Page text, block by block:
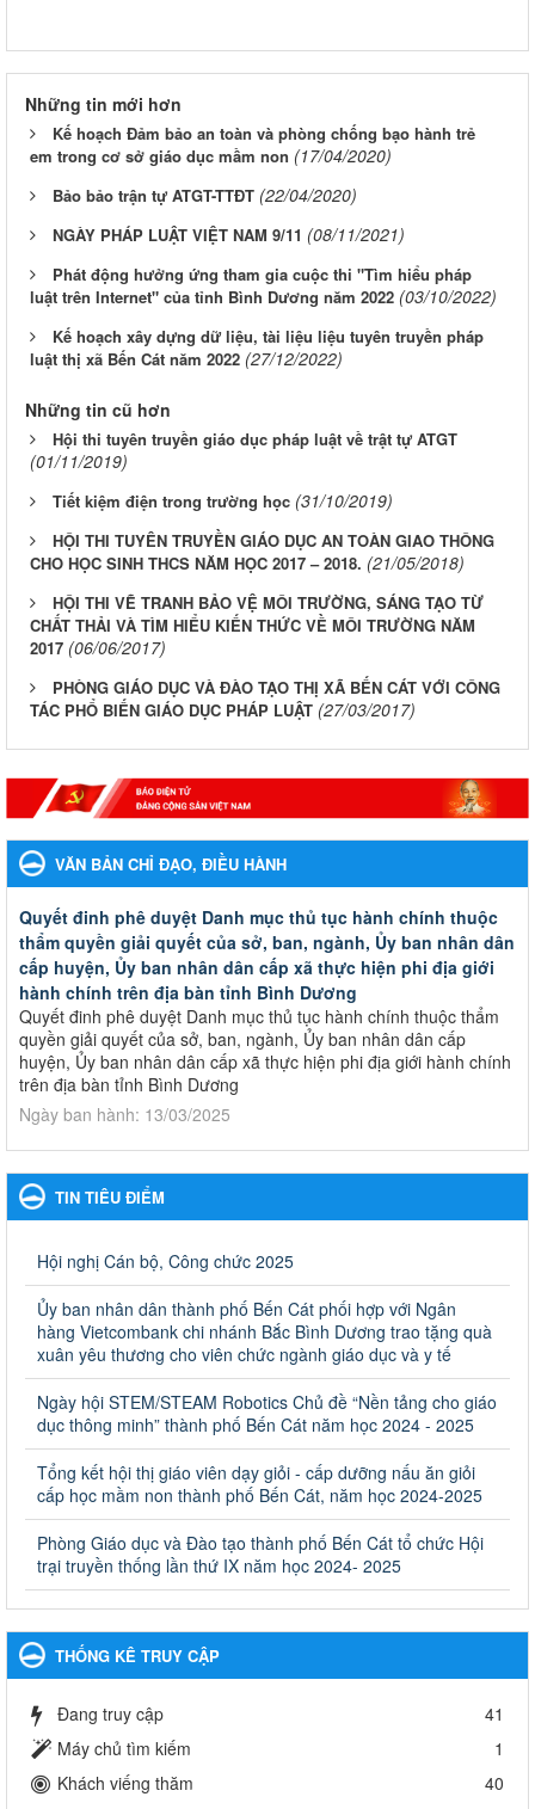
Những tin mới hơn
Kế hoạch Đảm bảo an toàn và phòng chống bạo hành trẻ
em trong cơ sở giáo dục mầm non (17/04/2020)
Bảo bảo trận tự ATGT-TTĐT (22/04/2020)
NGÀY PHÁP LUẬT VIỆT NAM 9/11 (08/11/2021)
Phát động hưởng ứng tham gia cuộc thi "Tìm hiểu pháp
luật trên Internet" của tỉnh Bình Dương năm 2022 (03/10/2022)
Kế hoạch xây dựng dữ liệu, tài liệu liệu tuyên truyền pháp
luật thị xã Bến Cát năm 2022 (27/12/2022)
Những tin cũ hơn
Hội thi tuyên truyền giáo dục pháp luật về trật tự ATGT
(01/11/2019)
Tiết kiệm điện trong trường học (31/10/2019)
HỘI THI TUYÊN TRUYỀN GIÁO DỤC AN TOÀN GIAO THÔNG
CHO HỌC SINH THCS NĂM HỌC 2017 – 2018. (21/05/2018)
HỘI THI VẼ TRANH BẢO VỆ MÔI TRƯỜNG, SÁNG TẠO TỪ
CHẤT THẢI VÀ TÌM HIỂU KIẾN THỨC VỀ MÔI TRƯỜNG NĂM
2017 (06/06/2017)
PHÒNG GIÁO DỤC VÀ ĐÀO TẠO THỊ XÃ BẾN CÁT VỚI CÔNG
TÁC PHỔ BIẾN GIÁO DỤC PHÁP LUẬT (27/03/2017)
VĂN BẢN CHỈ ĐẠO, ĐIỀU HÀNH
Quyết đinh phê duyệt Danh mục thủ tục hành chính thuộc
thẩm quyền giải quyết của sở, ban, ngành, Ủy ban nhân dân
cấp huyện, Ủy ban nhân dân cấp xã thực hiện phi địa giới
hành chính trên địa bàn tỉnh Bình Dương
Quyết đinh phê duyệt Danh mục thủ tục hành chính thuộc thẩm
quyền giải quyết của sở, ban, ngành, Ủy ban nhân dân cấp
huyện, Ủy ban nhân dân cấp xã thực hiện phi địa giới hành chính
trên địa bàn tỉnh Bình Dương
Ngày ban hành: 13/03/2025
Kế hoạch Phổ biến, giáo dục pháp luật năm 2025 của ngành
Giáo dục và Đào tạo thành phố Bến Cát
Kế hoạch Phổ biến, giáo dục pháp luật năm 2025 của ngành
Ngày ban hành: 28/02/2025
Quyết định công bố thủ tục hành chính bị bãi bỏ trong lĩnh
vực giáo dục đào tạo thuộc hệ giáo dục quốc dân và cơ sở
giáo dục khác thuộc thẩm quyền giải quyết của Sở Giáo dục
và Đào tạo, Ủy ban nhân dân cấp huyện
Quyết định công bố thủ tục hành chính bị bãi bỏ trong lĩnh vực
giáo dục đào tạo thuộc hệ giáo dục quốc dân và cơ sở giáo dục
khác thuộc thẩm quyền giải quyết của Sở Giáo dục và Đào tạo,
Ủy ban nhân dân cấp huyện
Ngày ban hành: 30/09/2024
Hướng dẫn thực hiện nhiệm vụ giáo dục tiểu học năm học
2024-2025
Hướng dẫn thực hiện nhiệm vụ giáo dục tiểu học năm học 2024-
2025
Ngày ban hành: 26/09/2024
Tổ chức các hoạt động hè cho học sinh năm 2024
Ngày ban hành: 24/05/2024
Tổ chức phong trào trồng cây xanh trong ngành Giáo dục
TIN TIÊU ĐIỂM
Hội nghị Cán bộ, Công chức 2025
Ủy ban nhân dân thành phố Bến Cát phối hợp với Ngân
hàng Vietcombank chi nhánh Bắc Bình Dương trao tặng quà
xuân yêu thương cho viên chức ngành giáo dục và y tế
Ngày hội STEM/STEAM Robotics Chủ đề “Nền tảng cho giáo
dục thông minh” thành phố Bến Cát năm học 2024 - 2025
Tổng kết hội thị giáo viên dạy giỏi - cấp dưỡng nấu ăn giỏi
cấp học mầm non thành phố Bến Cát, năm học 2024-2025
Phòng Giáo dục và Đào tạo thành phố Bến Cát tổ chức Hội
trại truyền thống lần thứ IX năm học 2024- 2025
THỐNG KÊ TRUY CẬP
Đang truy cập
41
Máy chủ tìm kiếm
1
Khách viếng thăm
40